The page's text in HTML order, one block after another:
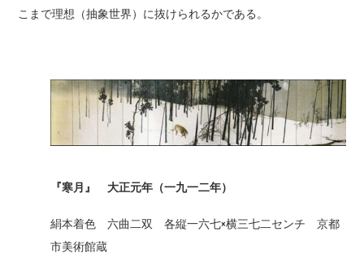
こまで理想（抽象世界）に抜けられるかである。
『寒月』 大正元年（一九一二年）
絹本着色 六曲二双 各縦一六七×横三七二センチ 京都
市美術館蔵